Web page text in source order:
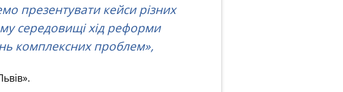
презентувати кейси різних
середовищі хід реформи
комплексних проблем»,